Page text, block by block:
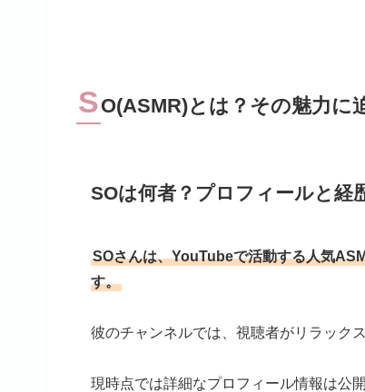
SO(ASMR)とは？その魅力に
SOは何者？プロフィールと経
SOさんは、YouTubeで活動する人気
す。
彼のチャンネルでは、視聴者がリラック
現時点では詳細なプロフィール情報は公